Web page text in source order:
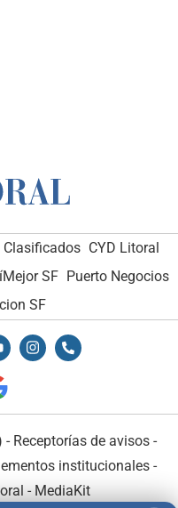
Clasificados CYD Litoral
SF Puerto Negocios
SF
- Receptorías de avisos -
institucionales-
- MediaKit